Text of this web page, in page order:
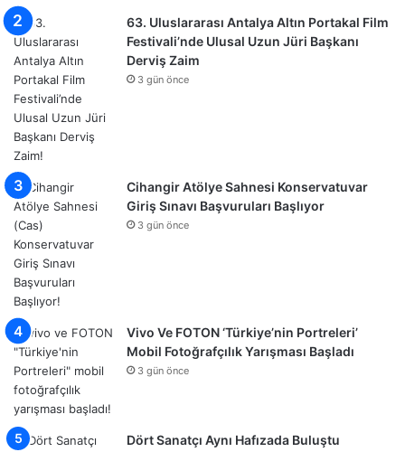
63. Uluslararası Antalya Altın Portakal Film
Festivali’nde Ulusal Uzun Jüri Başkanı
Derviş Zaim
3 gün önce
Cihangir Atölye Sahnesi Konservatuvar
Giriş Sınavı Başvuruları Başlıyor
3 gün önce
Vivo Ve FOTON ‘Türkiye’nin Portreleri’
Mobil Fotoğrafçılık Yarışması Başladı
3 gün önce
Dört Sanatçı Aynı Hafızada Buluştu